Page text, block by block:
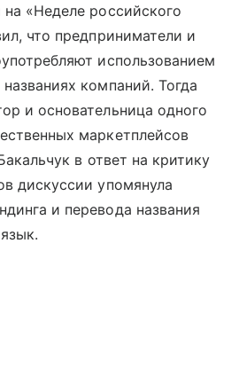
«Неделе российского
что предприниматели и
использованием
компаний. Тогда
и основательница одного
маркетплейсов
в ответ на критику
дискуссии упомянула
и перевода названия